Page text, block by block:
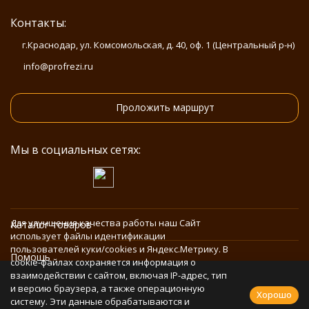
Контакты:
г.Краснодар, ул. Комсомольская, д. 40, оф. 1 (Центральный р-н)
info@profrezi.ru
Проложить маршрут
Мы в социальных сетях:
Каталог товаров
Помощь
Информация
Для улучшения качества работы наш Сайт
использует файлы идентификации
пользователей куки/cookies и Яндекс.Метрику. В
cookie-файлах сохраняется информация о
взаимодействии с сайтом, включая IP-адрес, тип
и версию браузера, а также операционную
систему. Эти данные обрабатываются и
Хорошо